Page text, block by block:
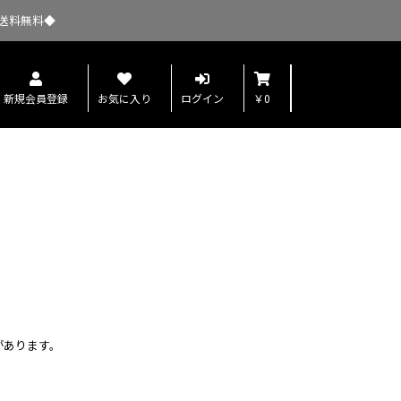
料無料◆
新規会員登録 お気に入り ログイン ￥0
ります。